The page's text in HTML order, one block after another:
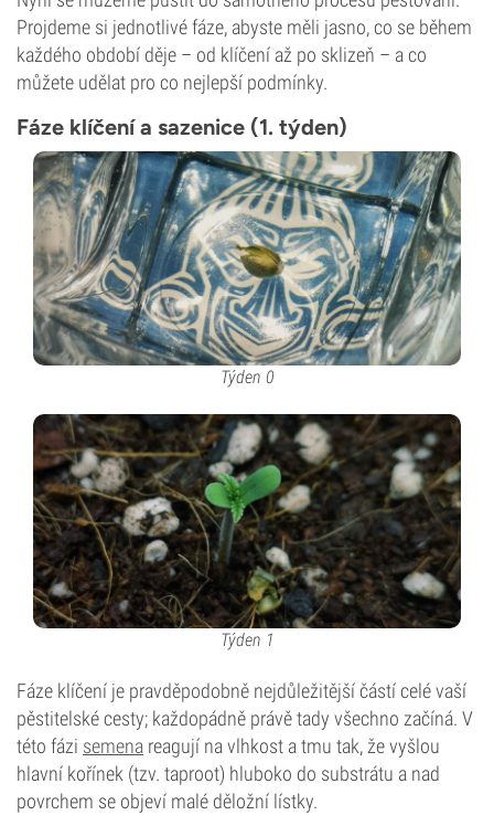
Projdeme si jednotlivé fáze, abyste měli jasno, co se během
každého období děje – od klíčení až po sklizeň – a co
můžete udělat pro co nejlepší podmínky.
Fáze klíčení a sazenice (1. týden)
Týden 0
Týden 1
Fáze klíčení je pravděpodobně nejdůležitější částí celé vaší
pěstitelské cesty; každopádně právě tady všechno začíná. V
této fázi semena reagují na vlhkost a tmu tak, že vyšlou
hlavní kořínek (tzv. taproot) hluboko do substrátu a nad
povrchem se objeví malé děložní lístky.